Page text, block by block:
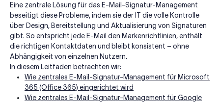
Eine zentrale Lösung für das E-Mail-Signatur-Management
beseitigt diese Probleme, indem sie der IT die volle Kontrolle
über Design, Bereitstellung und Aktualisierung von Signaturen
gibt. So entspricht jede E-Mail den Markenrichtlinien, enthält
die richtigen Kontaktdaten und bleibt konsistent – ohne
Abhängigkeit von einzelnen Nutzern.
In diesem Leitfaden betrachten wir:
Wie zentrales E-Mail-Signatur-Management für Microsoft
365 (Office 365) eingerichtet wird
Wie zentrales E-Mail-Signatur-Management für Google